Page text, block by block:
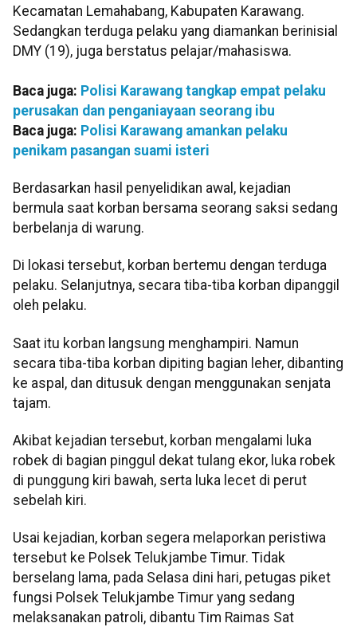
Kecamatan Lemahabang, Kabupaten Karawang.
Sedangkan terduga pelaku yang diamankan berinisial
DMY (19), juga berstatus pelajar/mahasiswa.
Baca juga: Polisi Karawang tangkap empat pelaku
perusakan dan penganiayaan seorang ibu
Baca juga: Polisi Karawang amankan pelaku
penikam pasangan suami isteri
Berdasarkan hasil penyelidikan awal, kejadian
bermula saat korban bersama seorang saksi sedang
berbelanja di warung.
Di lokasi tersebut, korban bertemu dengan terduga
pelaku. Selanjutnya, secara tiba-tiba korban dipanggil
oleh pelaku.
Saat itu korban langsung menghampiri. Namun
secara tiba-tiba korban dipiting bagian leher, dibanting
ke aspal, dan ditusuk dengan menggunakan senjata
tajam.
Akibat kejadian tersebut, korban mengalami luka
robek di bagian pinggul dekat tulang ekor, luka robek
di punggung kiri bawah, serta luka lecet di perut
sebelah kiri.
Usai kejadian, korban segera melaporkan peristiwa
tersebut ke Polsek Telukjambe Timur. Tidak
berselang lama, pada Selasa dini hari, petugas piket
fungsi Polsek Telukjambe Timur yang sedang
melaksanakan patroli, dibantu Tim Raimas Sat